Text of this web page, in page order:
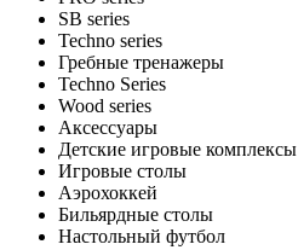
SB series
Techno series
Гребные тренажеры
Techno Series
Wood series
Аксессуары
Детские игровые комплексы
Игровые столы
Аэрохоккей
Бильярдные столы
Настольный футбол